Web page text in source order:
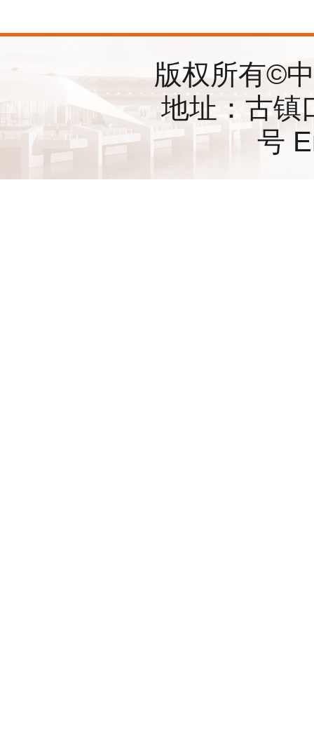
版权所有©
地址：古镇
号